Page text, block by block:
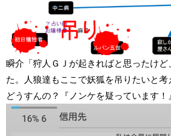
瞬介「狩人ＧＪが起きればと思ったけど
た。人狼達もここで妖狐を吊りたいと考
どうすんの？『ノンケを疑っています！